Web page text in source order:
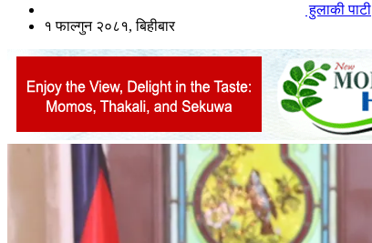
हुलाकी पाटी
१ फाल्गुन २०८१, बिहीबार